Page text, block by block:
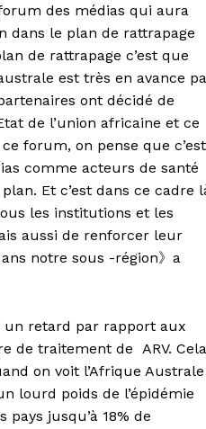
des médias qui aura
dans le plan de rattrapage
de rattrapage c’est que
est très en avance
ont décidé de
de l’union africaine et ce
forum, on pense que c’est
comme acteurs de santé
Et c’est dans ce cadre
les institutions et les
aussi de renforcer leur
notre sous -région》a
un retard par rapport aux
de traitement de ARV. Cela
on voit l’Afrique Australe
lourd poids de l’épidémie
jusqu’à 18% de